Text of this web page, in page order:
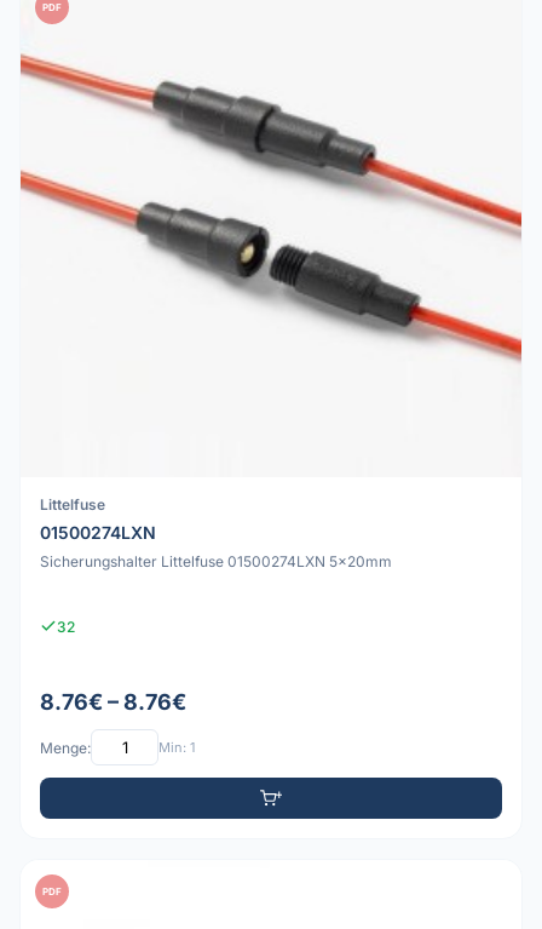
PDF
Littelfuse
01500274LXN
Sicherungshalter Littelfuse 01500274LXN 5x20mm
32
8.76€ – 8.76€
Menge: Min: 1
PDF